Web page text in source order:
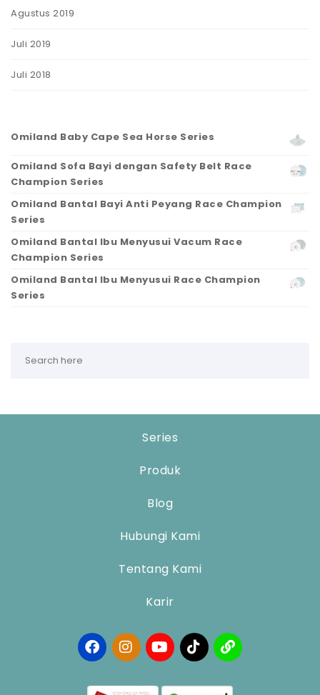
Agustus 2019
Juli 2019
Juli 2018
Omiland Baby Cape Sea Horse Series
Omiland Sofa Bayi dengan Safety Belt Race
Champion Series
Omiland Bantal Bayi Anti Peyang Race Champion
Series
Omiland Bantal Ibu Menyusui Vacum Race
Champion Series
Omiland Bantal Ibu Menyusui Race Champion
Series
Series
Produk
Blog
Hubungi Kami
Tentang Kami
Karir